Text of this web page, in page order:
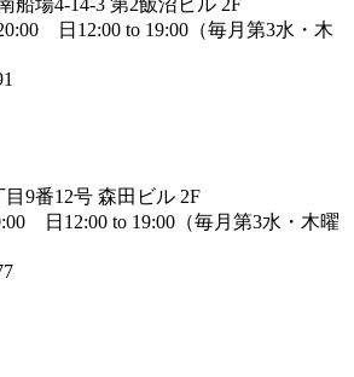
日12:00 to 19:00（毎月第3水・木
9番12号 森田ビル 2F
日12:00 to 19:00（毎月第3水・木曜